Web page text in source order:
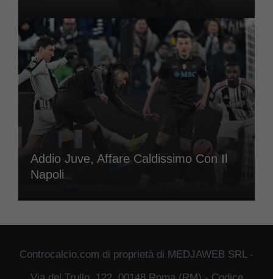
Addio Juve, Affare Caldissimo Con Il
Napoli
Controcalcio.com di proprietà di MEDJAWEB SRL -